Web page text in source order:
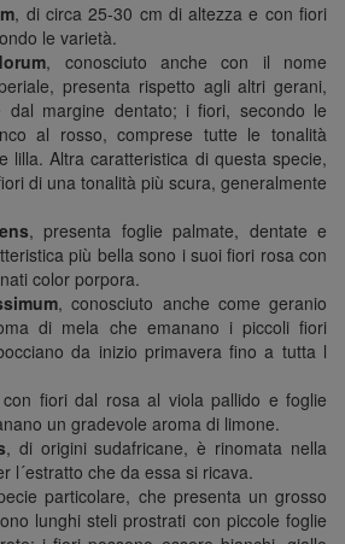
, di circa 25-30 cm di altezza e con fiori
le varietà.
, conosciuto anche con il nome
presenta rispetto agli altri gerani,
margine dentato; i fiori, secondo le
al rosso, comprese tutte le tonalità
lilla. Altra caratteristica di questa specie,
di una tonalità più scura, generalmente
, presenta foglie palmate, dentate e
più bella sono i suoi fiori rosa con
color porpora.
, conosciuto anche come geranio
di mela che emanano i piccoli fiori
da inizio primavera fino a tutta l
fiori dal rosa al viola pallido e foglie
un gradevole aroma di limone.
, di origini sudafricane, è rinomata nella
l´estratto che da essa si ricava.
particolare, che presenta un grosso
lunghi steli prostrati con piccole foglie